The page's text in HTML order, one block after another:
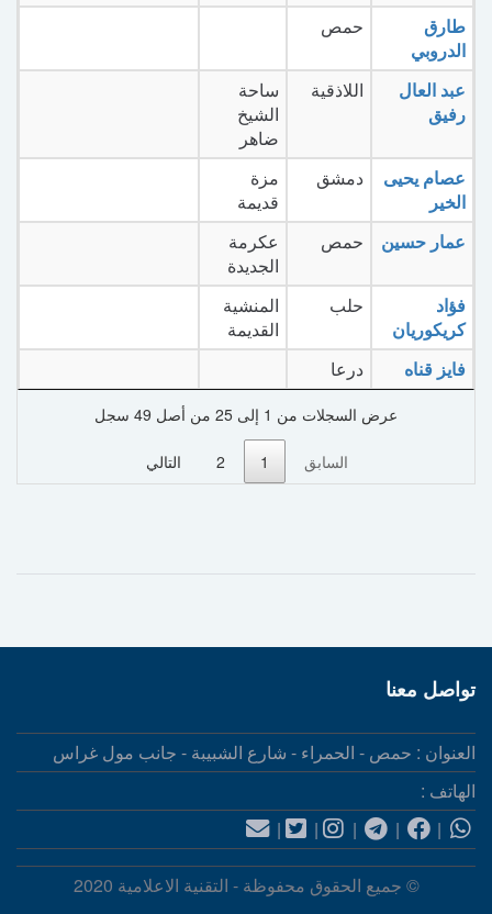
طارق
الدروبي
حمص
عبد العال
رفيق
اللاذقية
ساحة
الشيخ
ضاهر
عصام يحيى
الخير
دمشق
مزة
قديمة
عمار حسين
حمص
عكرمة
الجديدة
فؤاد
كريكوريان
حلب
المنشية
القديمة
فايز قناه
درعا
عرض السجلات من 1 إلى 25 من أصل 49 سجل
السابق 1
2 التالي
تواصل معنا
العنوان : حمص - الحمراء - شارع الشبيبة - جانب مول غراس
الهاتف :
|
|
|
|
|
© جميع الحقوق محفوظة - التقنية الاعلامية 2020